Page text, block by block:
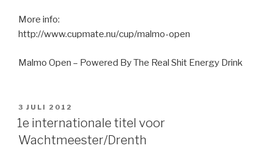
More info:
http://www.cupmate.nu/cup/malmo-open
Malmo Open – Powered By The Real Shit Energy Drink
GEPLAATST
OP
3 JULI 2012
1e internationale titel voor
Wachtmeester/Drenth